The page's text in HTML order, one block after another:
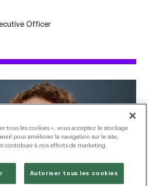
Officer
tous les cookies », vous acceptez le stockage
pour améliorer la navigation sur le site,
contribuer à nos efforts de marketing.
Autoriser tous les cookies